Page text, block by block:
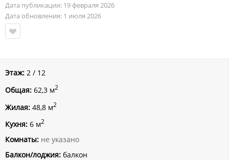
Дата публикации: 19 февраля 2026
Дата обновления: 1 июля 2026
Этаж: 2 / 12
Общая: 62,3 м2
Жилая: 48,8 м2
Кухня: 6 м2
Комнаты: не указано
Балкон/лоджия: балкон